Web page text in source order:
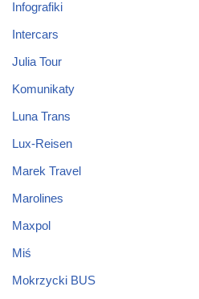
Infografiki
Intercars
Julia Tour
Komunikaty
Luna Trans
Lux-Reisen
Marek Travel
Marolines
Maxpol
Miś
Mokrzycki BUS